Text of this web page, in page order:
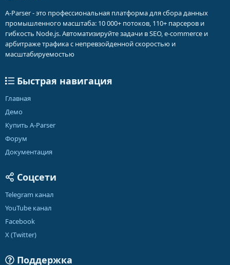
A-Parser - это профессиональная платформа для сбора данных
промышленного масштаба: 10 000+ потоков, 110+ парсеров и
гибкость Node.js. Автоматизируйте задачи в SEO, e-commerce и
арбитраже трафика с непревзойденной скоростью и
масштабируемостью
Быстрая навигация
Главная
Демо
Купить A-Parser
Форум
Документация
Соцсети
Telegram канал
YouTube канал
Facebook
X (Twitter)
Поддержка